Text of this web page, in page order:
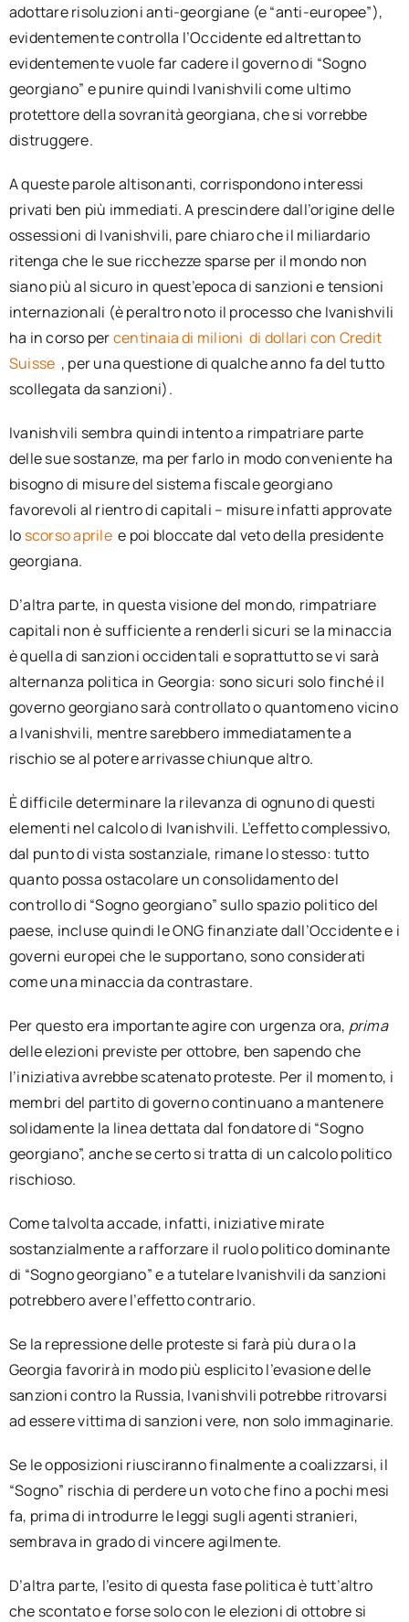
adottare risoluzioni anti-georgiane (e “anti-europee”),
evidentemente controlla l’Occidente ed altrettanto
evidentemente vuole far cadere il governo di “Sogno
georgiano” e punire quindi Ivanishvili come ultimo
protettore della sovranità georgiana, che si vorrebbe
distruggere.
A queste parole altisonanti, corrispondono interessi
privati ben più immediati. A prescindere dall’origine delle
ossessioni di Ivanishvili, pare chiaro che il miliardario
ritenga che le sue ricchezze sparse per il mondo non
siano più al sicuro in quest’epoca di sanzioni e tensioni
internazionali (è peraltro noto il processo che Ivanishvili
ha in corso percentinaia di milioni di dollari con Credit
Suisse , per una questione di qualche anno fa del tutto
scollegata da sanzioni).
Ivanishvili sembra quindi intento a rimpatriare parte
delle sue sostanze, ma per farlo in modo conveniente ha
bisogno di misure del sistema fiscale georgiano
favorevoli al rientro di capitali – misure infatti approvate
lo scorso aprile e poi bloccate dal veto della presidente
georgiana.
D’altra parte, in questa visione del mondo, rimpatriare
capitali non è sufficiente a renderli sicuri se la minaccia
è quella di sanzioni occidentali e soprattutto se vi sarà
alternanza politica in Georgia: sono sicuri solo finché il
governo georgiano sarà controllato o quantomeno vicino
a Ivanishvili, mentre sarebbero immediatamente a
rischio se al potere arrivasse chiunque altro.
È difficile determinare la rilevanza di ognuno di questi
elementi nel calcolo di Ivanishvili. L’effetto complessivo,
dal punto di vista sostanziale, rimane lo stesso: tutto
quanto possa ostacolare un consolidamento del
controllo di “Sogno georgiano” sullo spazio politico del
paese, incluse quindi le ONG finanziate dall’Occidente e i
governi europei che le supportano, sono considerati
come una minaccia da contrastare.
Per questo era importante agire con urgenza ora, prima
delle elezioni previste per ottobre, ben sapendo che
l’iniziativa avrebbe scatenato proteste. Per il momento, i
membri del partito di governo continuano a mantenere
solidamente la linea dettata dal fondatore di “Sogno
georgiano”, anche se certo si tratta di un calcolo politico
rischioso.
Come talvolta accade, infatti, iniziative mirate
sostanzialmente a rafforzare il ruolo politico dominante
di “Sogno georgiano” e a tutelare Ivanishvili da sanzioni
potrebbero avere l’effetto contrario.
Se la repressione delle proteste si farà più dura o la
Georgia favorirà in modo più esplicito l’evasione delle
sanzioni contro la Russia, Ivanishvili potrebbe ritrovarsi
ad essere vittima di sanzioni vere, non solo immaginarie.
Se le opposizioni riusciranno finalmente a coalizzarsi, il
“Sogno” rischia di perdere un voto che fino a pochi mesi
fa, prima di introdurre le leggi sugli agenti stranieri,
sembrava in grado di vincere agilmente.
D’altra parte, l’esito di questa fase politica è tutt’altro
che scontato e forse solo con le elezioni di ottobre si